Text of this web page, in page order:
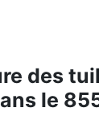
des
le